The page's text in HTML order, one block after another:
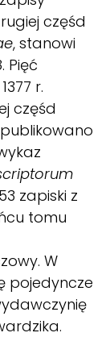
częśd
, stanowi
Pięć
r.
częśd
zapiski z
tomu
W
pojedyncze